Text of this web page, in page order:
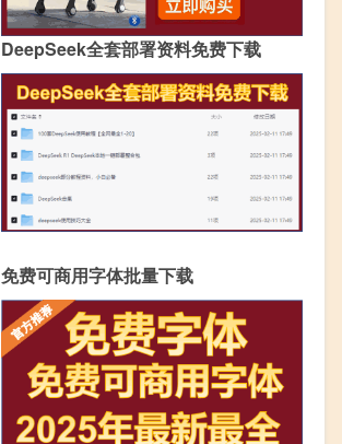
DeepSeek全套部署资料免费下载
免费可商用字体批量下载